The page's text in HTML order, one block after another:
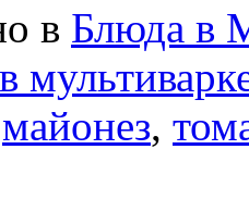
в Блюда в
майонез,